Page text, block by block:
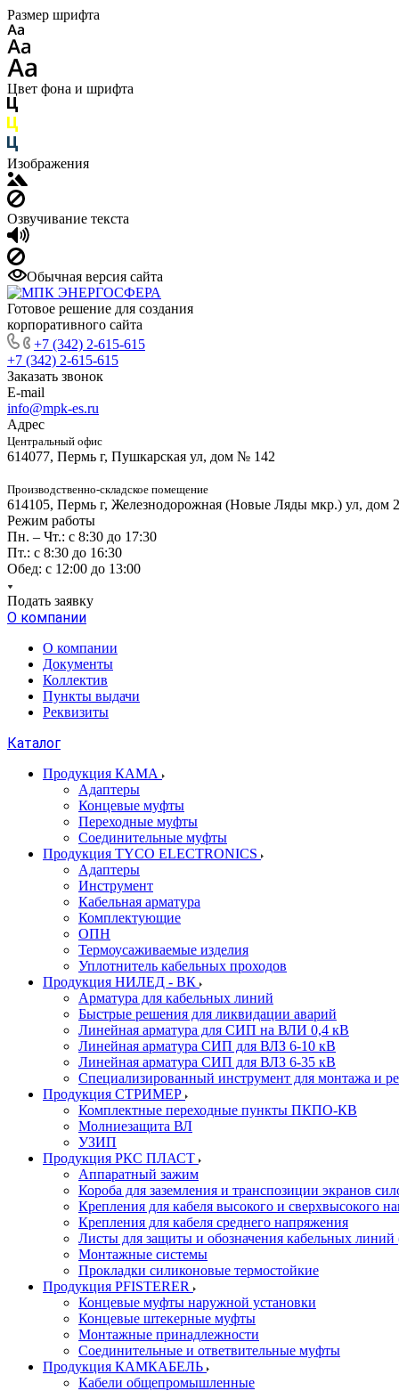
Размер шрифта
Цвет фона и шрифта
Изображения
Озвучивание текста
Обычная версия сайта
Готовое решение для создания
корпоративного сайта
+7 (342) 2-615-615
+7 (342) 2-615-615
Заказать звонок
E-mail
info@mpk-es.ru
Адрес
Центральный офис
614077, Пермь г, Пушкарская ул, дом № 142
Производственно-складское помещение
614105, Пермь г, Железнодорожная (Новые Ляды мкр.) ул, дом
Режим работы
Пн. – Чт.: с 8:30 до 17:30
Пт.: с 8:30 до 16:30
Обед: с 12:00 до 13:00
Подать заявку
О компании
О компании
Документы
Коллектив
Пункты выдачи
Реквизиты
Каталог
Продукция КАМА
Адаптеры
Концевые муфты
Переходные муфты
Соединительные муфты
Продукция TYCO ELECTRONICS
Адаптеры
Инструмент
Кабельная арматура
Комплектующие
ОПН
Термоусаживаемые изделия
Уплотнитель кабельных проходов
Продукция НИЛЕД - ВК
Арматура для кабельных линий
Быстрые решения для ликвидации аварий
Линейная арматура для СИП на ВЛИ 0,4 кВ
Линейная арматура СИП для ВЛЗ 6-10 кВ
Линейная арматура СИП для ВЛЗ 6-35 кВ
Специализированный инструмент для монтажа и
Продукция СТРИМЕР
Комплектные переходные пункты ПКПО-КВ
Молниезащита ВЛ
УЗИП
Продукция РКС ПЛАСТ
Аппаратный зажим
Короба для заземления и транспозиции экранов
Крепления для кабеля высокого и сверхвысокого
Крепления для кабеля среднего напряжения
Листы для защиты и обозначения кабельных
Монтажные системы
Прокладки силиконовые термостойкие
Продукция PFISTERER
Концевые муфты наружной установки
Концевые штекерные муфты
Монтажные принадлежности
Соединительные и ответвительные муфты
Продукция КАМКАБЕЛЬ
Кабели общепромышленные